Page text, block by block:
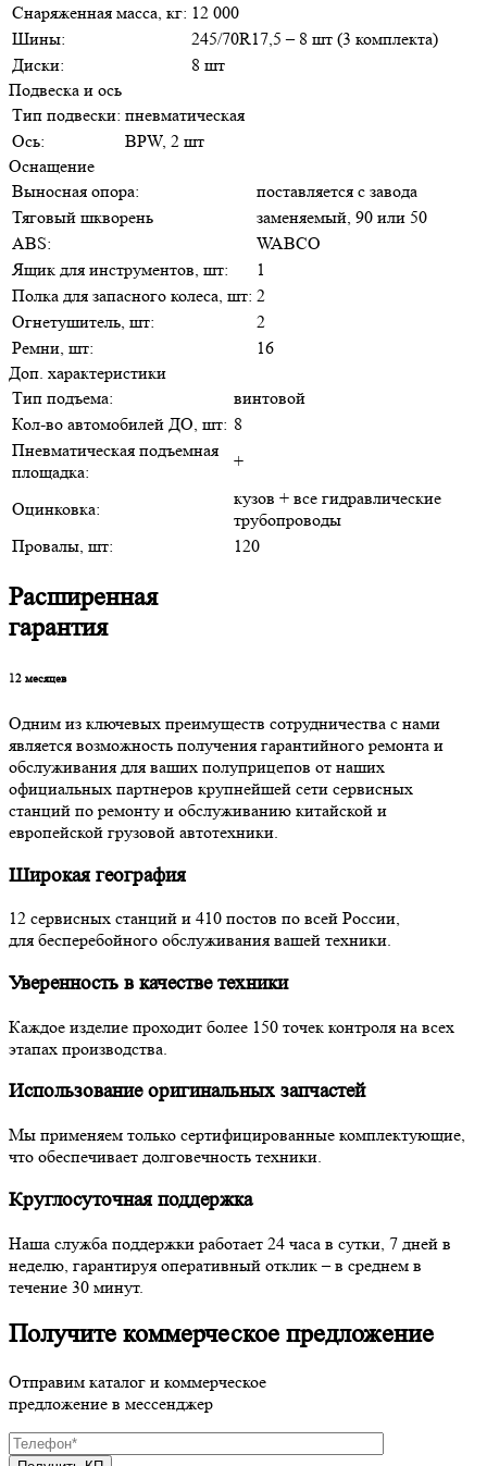
Снаряженная масса, кг: 12 000
Шины:
245/70R17,5 – 8 шт (3 комплекта)
Диски:
8 шт
Подвеска и ось
Тип подвески: пневматическая
Ось:
BPW, 2 шт
Оснащение
Выносная опора:
поставляется с завода
Тяговый шкворень
заменяемый, 90 или 50
ABS:
WABCO
Ящик для инструментов, шт:
1
Полка для запасного колеса, шт: 2
Огнетушитель, шт:
2
Ремни, шт:
16
Доп. характеристики
Тип подъема:
винтовой
Кол-во автомобилей ДО, шт: 8
Пневматическая подъемная
площадка:
+
Оцинковка:
кузов + все гидравлические
трубопроводы
Провалы, шт:
120
Расширенная
гарантия
12 месяцев
Одним из ключевых преимуществ сотрудничества с нами
является возможность получения гарантийного ремонта и
обслуживания для ваших полуприцепов от наших
официальных партнеров крупнейшей сети сервисных
станций по ремонту и обслуживанию китайской и
европейской грузовой автотехники.
Широкая география
12 сервисных станций и 410 постов по всей России,
для бесперебойного обслуживания вашей техники.
Уверенность в качестве техники
Каждое изделие проходит более 150 точек контроля на всех
этапах производства.
Использование оригинальных запчастей
Мы применяем только сертифицированные комплектующие,
что обеспечивает долговечность техники.
Круглосуточная поддержка
Наша служба поддержки работает 24 часа в сутки, 7 дней в
неделю, гарантируя оперативный отклик – в среднем в
течение 30 минут.
Получите коммерческое предложение
Отправим каталог и коммерческое
предложение в мессенджер